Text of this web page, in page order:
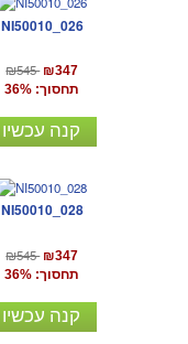
NI50010_026
₪545 ₪347
תחסוך: 36%
קנה עכשיו
NI50010_028
₪545 ₪347
תחסוך: 36%
קנה עכשיו